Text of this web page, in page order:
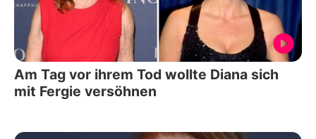
Am Tag vor ihrem Tod wollte Diana sich
mit Fergie versöhnen